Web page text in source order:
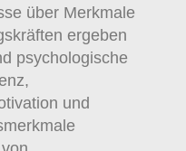
über Merkmale
ergeben
psychologische
und